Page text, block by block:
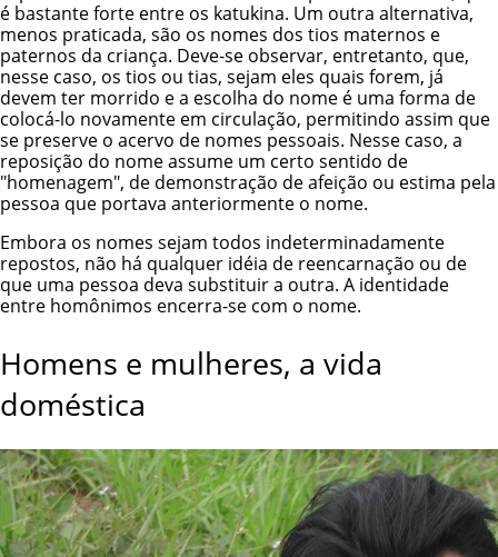
é bastante forte entre os katukina. Um outra alternativa,
menos praticada, são os nomes dos tios maternos e
paternos da criança. Deve-se observar, entretanto, que,
nesse caso, os tios ou tias, sejam eles quais forem, já
devem ter morrido e a escolha do nome é uma forma de
colocá-lo novamente em circulação, permitindo assim que
se preserve o acervo de nomes pessoais. Nesse caso, a
reposição do nome assume um certo sentido de
"homenagem", de demonstração de afeição ou estima pela
pessoa que portava anteriormente o nome.
Embora os nomes sejam todos indeterminadamente
repostos, não há qualquer idéia de reencarnação ou de
que uma pessoa deva substituir a outra. A identidade
entre homônimos encerra-se com o nome.
Homens e mulheres, a vida
doméstica